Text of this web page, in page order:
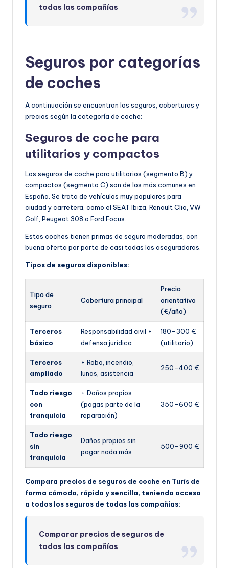
todas las compañías
Seguros por categorías
de coches
A continuación se encuentran los seguros, coberturas y
precios según la categoría de coche:
Seguros de coche para
utilitarios y compactos
Los seguros de coche para utilitarios (segmento B) y
compactos (segmento C) son de los más comunes en
España. Se trata de vehículos muy populares para
ciudad y carretera, como el SEAT Ibiza, Renault Clio, VW
Golf, Peugeot 308 o Ford Focus.
Estos coches tienen primas de seguro moderadas, con
buena oferta por parte de casi todas las aseguradoras.
Tipos de seguros disponibles:
Tipo de
seguro
Cobertura principal
Precio
orientativo
(€/año)
Terceros
básico
Responsabilidad civil +
defensa jurídica
180–300 €
(utilitario)
Terceros
ampliado
+ Robo, incendio,
lunas, asistencia
250–400 €
Todo riesgo
con
franquicia
+ Daños propios
(pagas parte de la
reparación)
350–600 €
Todo riesgo
sin
franquicia
Daños propios sin
pagar nada más
500–900 €
Compara precios de seguros de coche en Turís de
forma cómoda, rápida y sencilla, teniendo acceso
a todos los seguros de todas las compañías:
Comparar precios de seguros de
todas las compañías